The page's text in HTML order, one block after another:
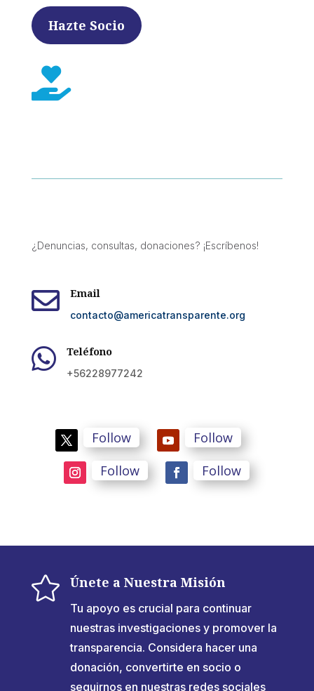
Hazte Socio

¿Denuncias, consultas, donaciones? ¡Escríbenos!
 Email
contacto@americatransparente.org
 Teléfono
+56228977242
Follow
Follow
Follow
Follow
 Únete a Nuestra Misión
Tu apoyo es crucial para continuar
nuestras investigaciones y promover la
transparencia. Considera hacer una
donación, convertirte en socio o
seguirnos en nuestras redes sociales